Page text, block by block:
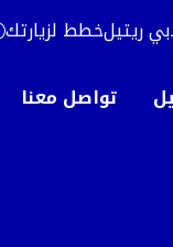
ريتيلخطط لزيارتك
تواصل معنا